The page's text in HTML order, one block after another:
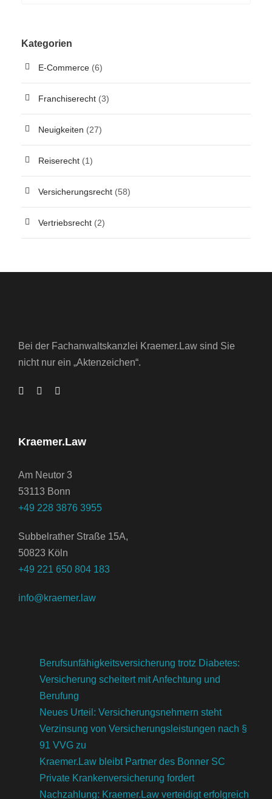
Kategorien
E-Commerce (6)
Franchiserecht (3)
Neuigkeiten (27)
Reiserecht (1)
Versicherungsrecht (58)
Vertriebsrecht (2)
Bei der Fachanwaltskanzlei Kraemer.Law sind Sie
nicht nur ein „Aktenzeichen“.
Kraemer.Law
Am Neutor 3
53113 Bonn
+49 228 3876 3955
Subbelrather Straße 15A,
50823 Köln
+49 221 650 804 183
info@kraemer.law
Berufsunfähigkeitsversicherung trotz Diabetes:
Versicherung scheitert mit Anfechtung und
Berufung
Neues Urteil: Versicherungsnehmern steht
Verzinsung von Versicherungsleistungen nach §
91 VVG zu
Kraemer.Law bleibt Partner des Bonner SC
Private Krankenversicherung fordert
Nachzahlung: Kraemer.Law verteidigt erfolgreich